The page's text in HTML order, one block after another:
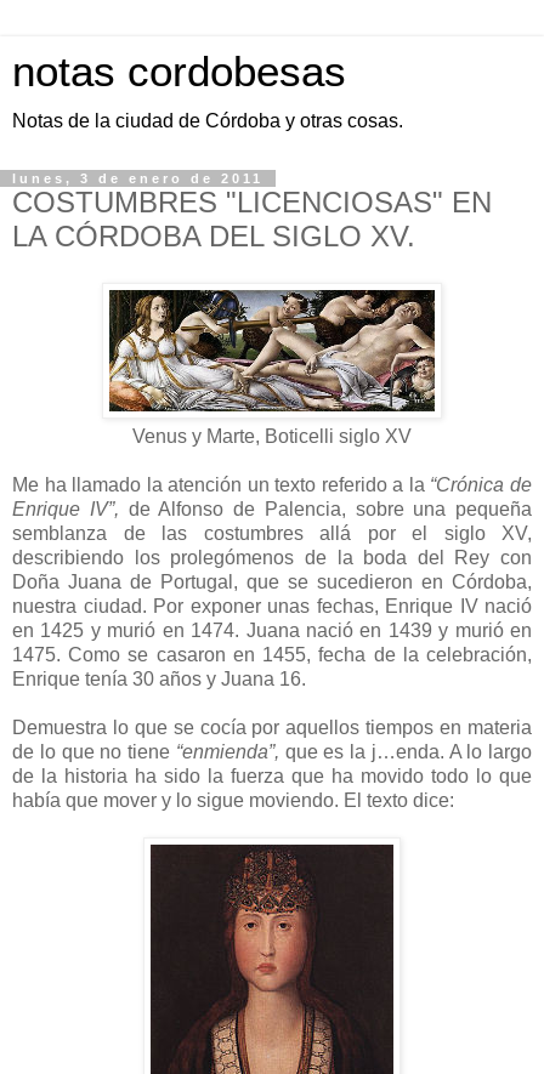
notas cordobesas
Notas de la ciudad de Córdoba y otras cosas.
lunes, 3 de enero de 2011
COSTUMBRES "LICENCIOSAS" EN
LA CÓRDOBA DEL SIGLO XV.
Venus y Marte, Boticelli siglo XV
Me ha llamado la atención un texto referido a la “Crónica de
Enrique IV”, de Alfonso de Palencia, sobre una pequeña
semblanza de las costumbres allá por el siglo XV,
describiendo los prolegómenos de la boda del Rey con
Doña Juana de Portugal, que se sucedieron en Córdoba,
nuestra ciudad. Por exponer unas fechas, Enrique IV nació
en 1425 y murió en 1474. Juana nació en 1439 y murió en
1475. Como se casaron en 1455, fecha de la celebración,
Enrique tenía 30 años y Juana 16.
Demuestra lo que se cocía por aquellos tiempos en materia
de lo que no tiene “enmienda”, que es la j…enda. A lo largo
de la historia ha sido la fuerza que ha movido todo lo que
había que mover y lo sigue moviendo. El texto dice: